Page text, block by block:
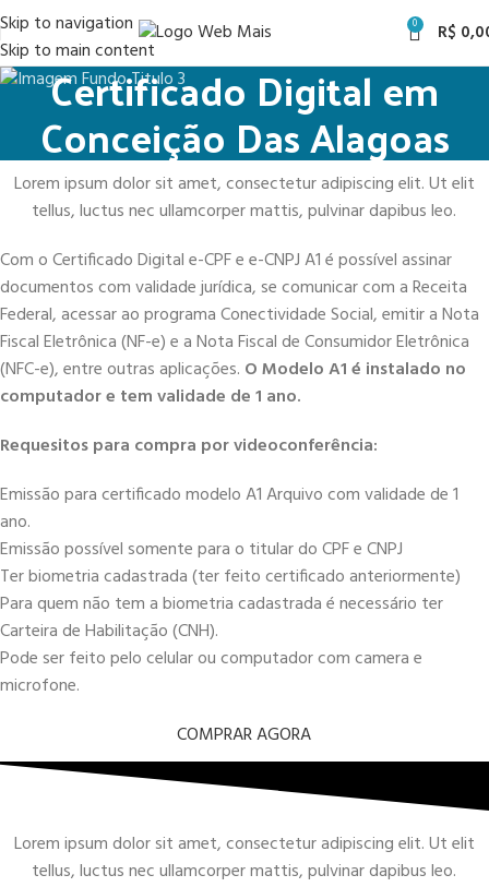
Skip to navigation
Skip to main content
0 R$
Certificado Digital em
Conceição Das Alagoas
Lorem ipsum dolor sit amet, consectetur adipiscing elit. Ut elit
tellus, luctus nec ullamcorper mattis, pulvinar dapibus leo.
Com o Certificado Digital e-CPF e e-CNPJ A1 é possível assinar
documentos com validade jurídica, se comunicar com a Receita
Federal, acessar ao programa Conectividade Social, emitir a Nota
Fiscal Eletrônica (NF-e) e a Nota Fiscal de Consumidor Eletrônica
(NFC-e), entre outras aplicações. O Modelo A1 é instalado no
computador e tem validade de 1 ano.
Requesitos para compra por videoconferência:
Emissão para certificado modelo A1 Arquivo com validade de 1
ano.
Emissão possível somente para o titular do CPF e CNPJ
Ter biometria cadastrada (ter feito certificado anteriormente)
Para quem não tem a biometria cadastrada é necessário ter
Carteira de Habilitação (CNH).
Pode ser feito pelo celular ou computador com camera e
microfone.
COMPRAR AGORA
Lorem ipsum dolor sit amet, consectetur adipiscing elit. Ut elit
tellus, luctus nec ullamcorper mattis, pulvinar dapibus leo.